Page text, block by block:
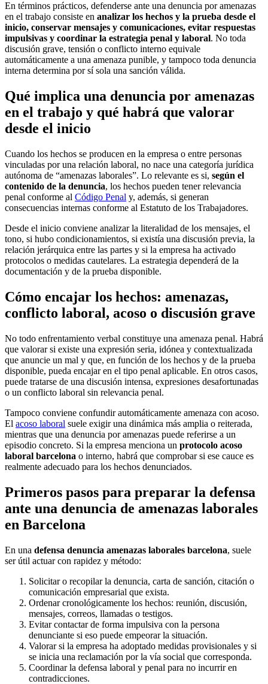
En términos prácticos, defenderse ante una denuncia por amenazas
en el trabajo consiste en analizar los hechos y la prueba desde el
inicio, conservar mensajes y comunicaciones, evitar respuestas
impulsivas y coordinar la estrategia penal y laboral. No toda
discusión grave, tensión o conflicto interno equivale
automáticamente a una amenaza punible, y tampoco toda denuncia
interna determina por sí sola una sanción válida.
Qué implica una denuncia por amenazas
en el trabajo y qué habrá que valorar
desde el inicio
Cuando los hechos se producen en la empresa o entre personas
vinculadas por una relación laboral, no nace una categoría jurídica
autónoma de “amenazas laborales”. Lo relevante es si, según el
contenido de la denuncia, los hechos pueden tener relevancia
penal conforme al Código Penal y, además, si generan
consecuencias internas conforme al Estatuto de los Trabajadores.
Desde el inicio conviene analizar la literalidad de los mensajes, el
tono, si hubo condicionamientos, si existía una discusión previa, la
relación jerárquica entre las partes y si la empresa ha activado
protocolos o medidas cautelares. La estrategia dependerá de la
documentación y de la prueba disponible.
Cómo encajar los hechos: amenazas,
conflicto laboral, acoso o discusión grave
No todo enfrentamiento verbal constituye una amenaza penal. Habrá
que valorar si existe una expresión seria, idónea y contextualizada
que anuncie un mal y que, en función de los hechos y de la prueba
disponible, pueda encajar en el tipo penal aplicable. En otros casos,
puede tratarse de una discusión intensa, expresiones desafortunadas
o un conflicto laboral sin relevancia penal.
Tampoco conviene confundir automáticamente amenaza con acoso.
El acoso laboral suele exigir una dinámica más amplia o reiterada,
mientras que una denuncia por amenazas puede referirse a un
episodio concreto. Si la empresa menciona un protocolo acoso
laboral barcelona o interno, habrá que comprobar si ese cauce es
realmente adecuado para los hechos denunciados.
Primeros pasos para preparar la defensa
ante una denuncia de amenazas laborales
en Barcelona
En una defensa denuncia amenazas laborales barcelona, suele
ser útil actuar con rapidez y método:
Solicitar o recopilar la denuncia, carta de sanción, citación o
comunicación empresarial que exista.
Ordenar cronológicamente los hechos: reunión, discusión,
mensajes, correos, llamadas o testigos.
Evitar contactar de forma impulsiva con la persona
denunciante si eso puede empeorar la situación.
Valorar si la empresa ha adoptado medidas provisionales y si
se inicia una reclamación por la vía social que corresponda.
Coordinar la defensa laboral y penal para no incurrir en
contradicciones.